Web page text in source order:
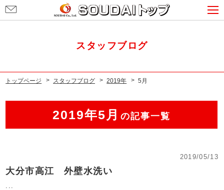
客
口
スタッフブログ
トップページ スタッフブログ 2019年 5月
2019年5月 の記事一覧
2019/05/13
大分市高江 外壁水洗い
...